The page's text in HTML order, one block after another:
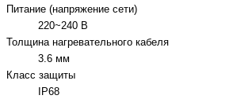
Питание (напряжение сети)
220~240 В
Толщина нагревательного кабеля
3.6 мм
Класс защиты
IP68